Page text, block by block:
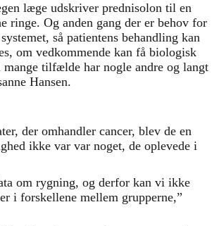
læge udskriver prednisolon til en
ringe. Og anden gang der er behov for
så patientens behandling kan
om vedkommende kan få biologisk
tilfælde har nogle andre og langt
Hansen.
der omhandler cancer, blev de en
ikke var var noget, de oplevede i
om rygning, og derfor kan vi ikke
i forskellene mellem grupperne,”